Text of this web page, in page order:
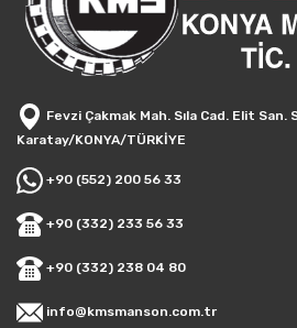
Fevzi Çakmak Mah. Sıla Cad. Elit
Karatay/KONYA/TÜRKİYE
+90 (552) 200 56 33
+90 (332) 233 56 33
+90 (332) 238 04 80
info@kmsmanson.com.tr